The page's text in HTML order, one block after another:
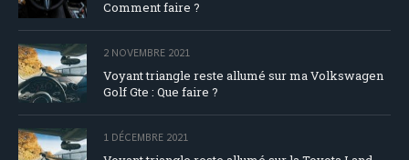
Comment faire ?
2 NOVEMBRE 2021
Voyant triangle reste allumé sur ma Volkswagen
Golf Gte : Que faire ?
1 DÉCEMBRE 2021